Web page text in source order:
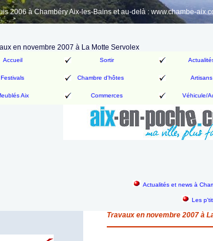
2006 à Chambéry Aix-les-Bains et au-delà : www.chambe-
en novembre 2007 à La Motte Servolex
Accueil Sortir
Festivals Chambre d'hôtes Artisans
Aix Commerces Véhicule/
Actualités et news à
Les
Travaux en novembre 2007 à